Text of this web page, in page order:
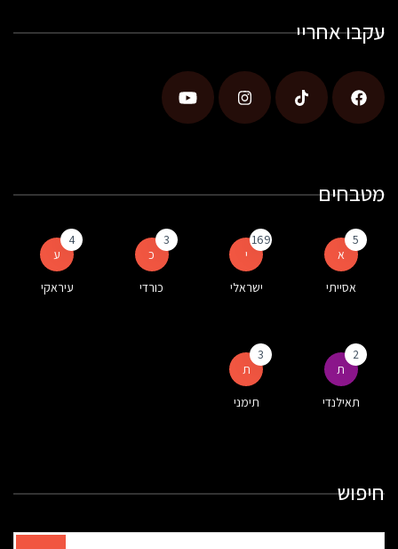
עקבו אחריי
מטבחים
א
5
אסייתי
י
169
ישראלי
כ
3
כורדי
ע
4
עיראקי
ת
2
תאילנדי
ת
3
תימני
חיפוש